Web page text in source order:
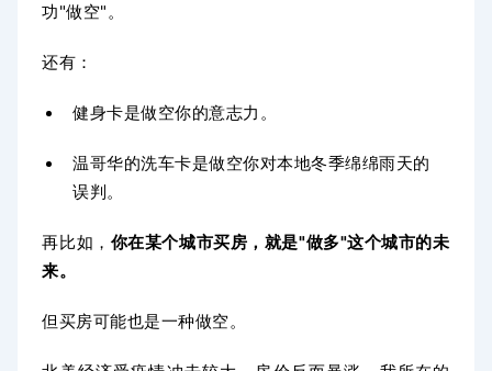
功"做空"。
还有：
健身卡是做空你的意志力。
温哥华的洗车卡是做空你对本地冬季绵绵雨天的
误判。
再比如， 你在某个城市买房，就是"做多"这个城市的未
来。
但买房可能也是一种做空。